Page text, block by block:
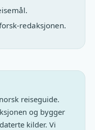
redaksjonen.
reiseguide.
og bygger
kilder. Vi